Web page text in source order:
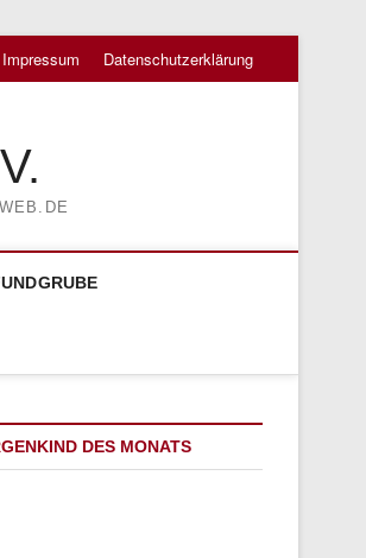
Impressum Datenschutzerklärung
DES MONATS